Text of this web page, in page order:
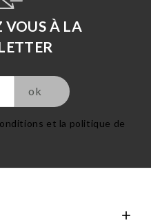
VOUS À LA
et la politique de
